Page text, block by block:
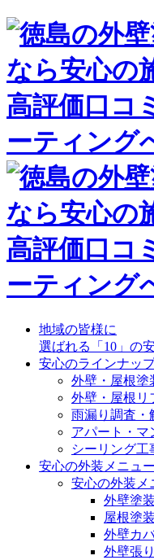
地域の皆様に
選ばれる「10」の
安心のラインナッ
外壁・屋根塗
外壁・屋根リ
雨漏り調査・
アパート・マ
シーリング工
安心の外装メニュー
安心の外装メ
外壁塗装
屋根塗装
外壁カ
外壁張